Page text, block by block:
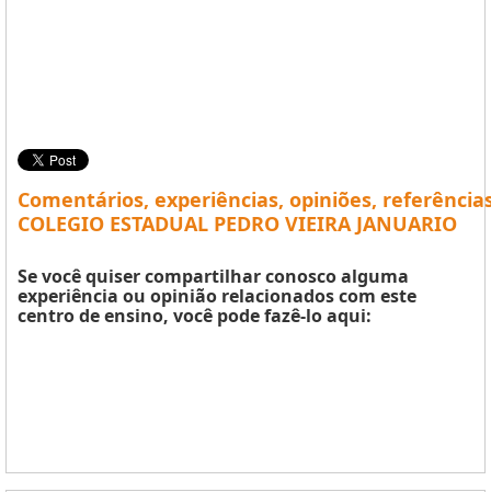
Comentários, experiências, opiniões,
COLEGIO ESTADUAL PEDRO VIEIRA JANUARIO
Se você quiser compartilhar conosco alguma
experiência ou opinião relacionados com este
centro de ensino, você pode fazê-lo aqui: